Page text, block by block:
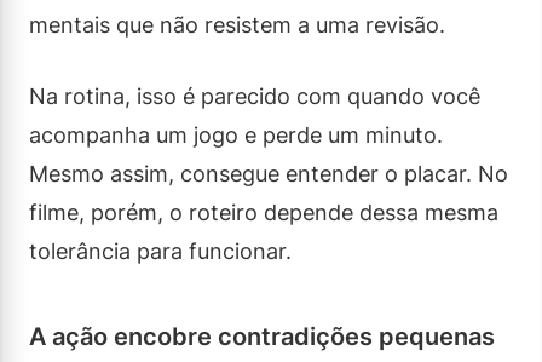
mentais que não resistem a uma revisão.
Na rotina, isso é parecido com quando você
acompanha um jogo e perde um minuto.
Mesmo assim, consegue entender o placar. No
filme, porém, o roteiro depende dessa mesma
tolerância para funcionar.
A ação encobre contradições pequenas